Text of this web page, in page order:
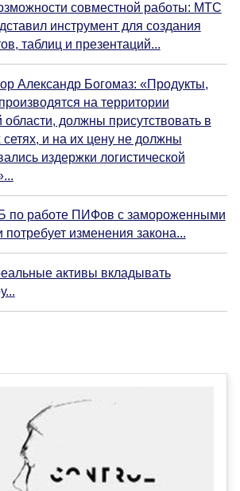
совместной работы: МТС
инструмент для создания
таблиц и презентаций...
Александр Богомаз: «Продукты,
на территории
области, должны присутствовать в
сетях, и на их цену не должны
издержки логистической
по работе ПИФов с замороженными
потребует изменения закона...
активы вкладывать